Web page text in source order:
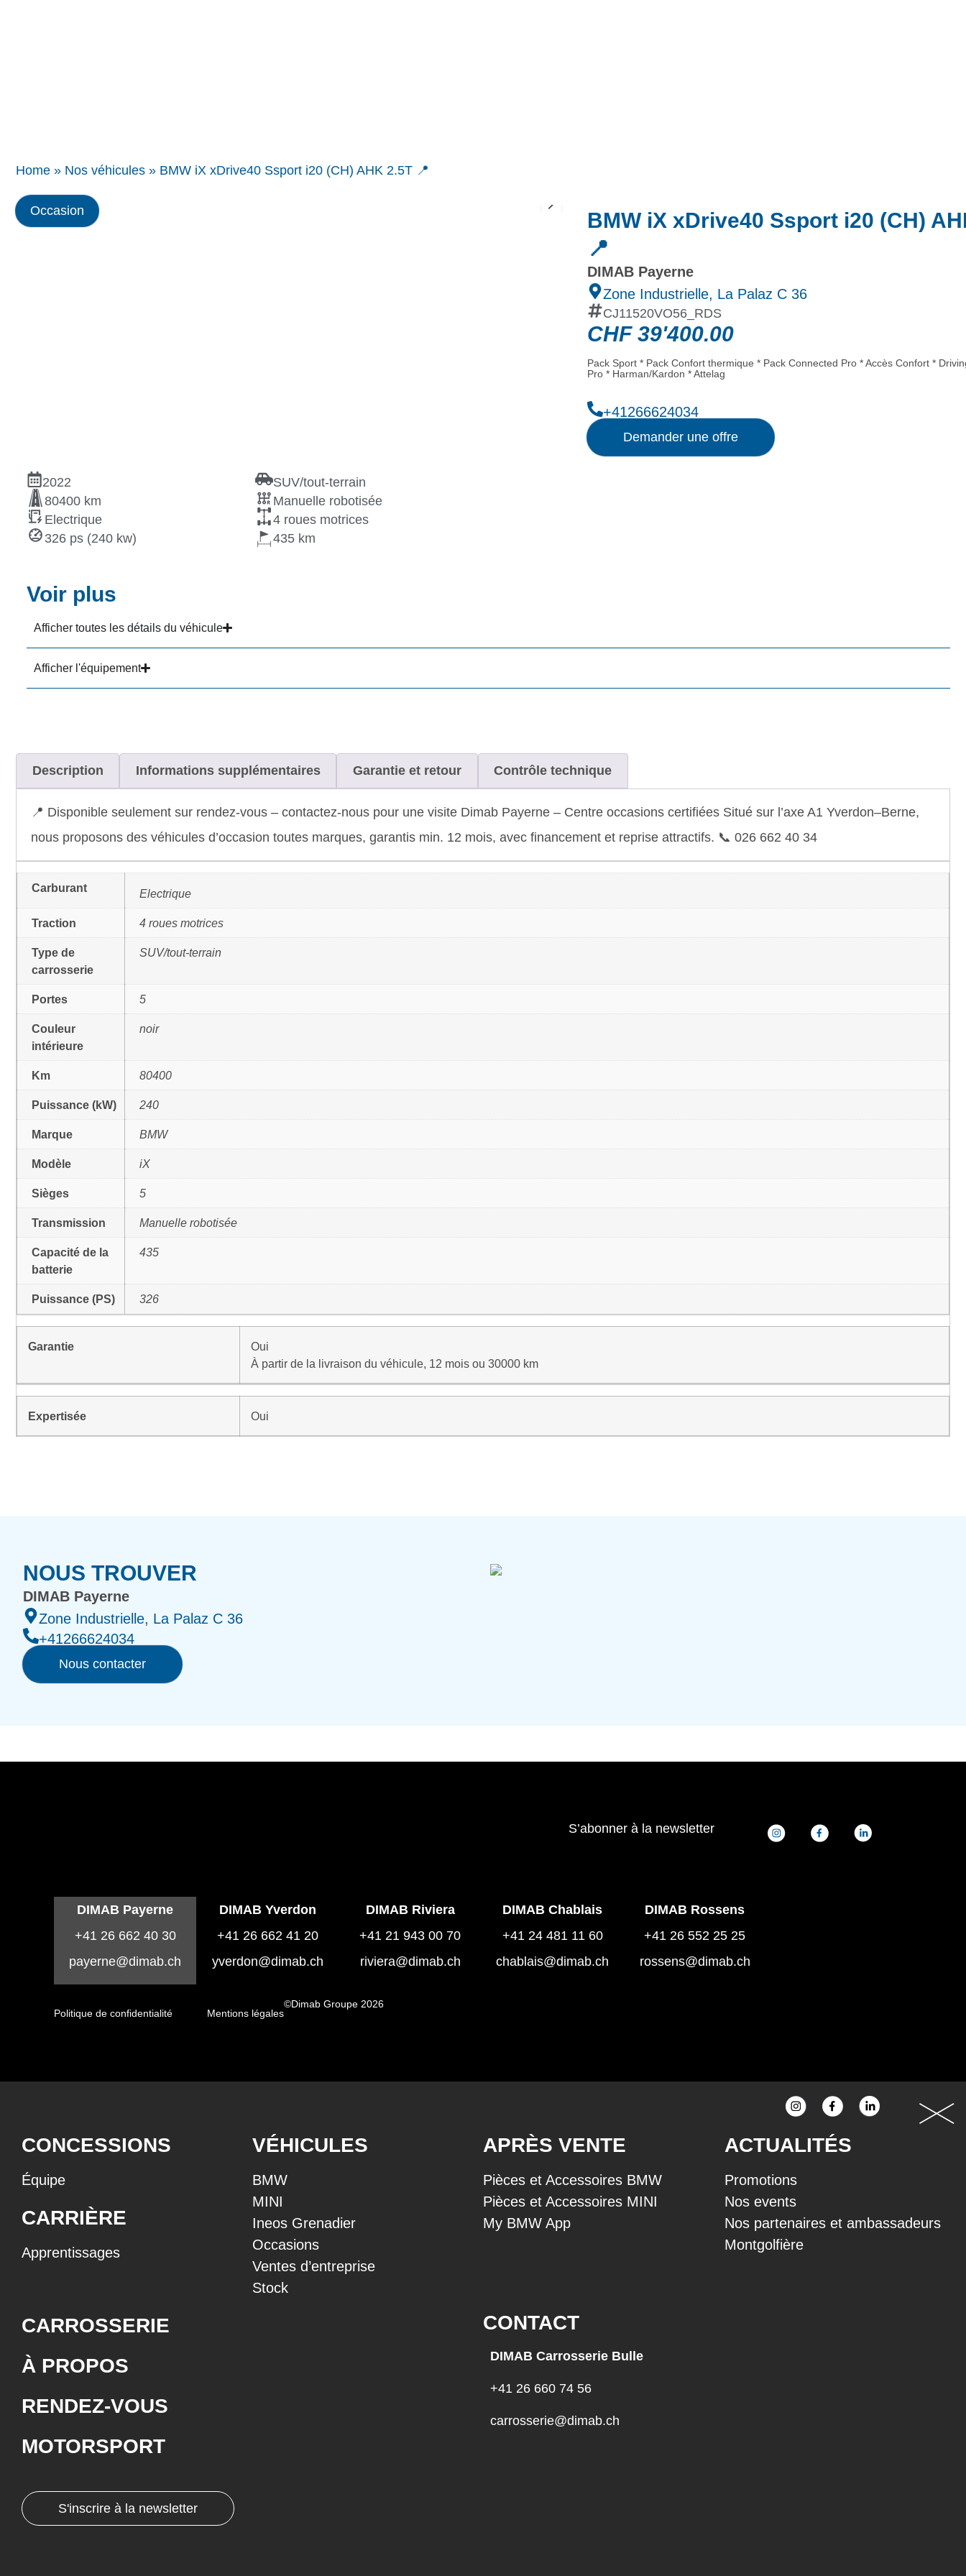
Home » Nos véhicules » BMW iX xDrive40 Ssport i20 (CH) AHK 2.5T 📍
Occasion
BMW iX xDrive40 Ssport i20 (CH)
📍
DIMAB Payerne
Zone Industrielle, La Palaz C 36
CJ11520VO56_RDS
CHF39'400.00
Pack Sport * Pack Confort thermique * Pack Connected Pro * Accès Confort *
Pro * Harman/Kardon * Attelag
+41266624034
Demander une offre
2022
SUV/tout-terrain
80400 km
Manuelle robotisée
Electrique
4 roues motrices
326 ps (240 kw)
435
Voir plus
Afficher toutes les détails du véhicule
Afficher l'équipement
Description Informations supplémentaires Garantie et retour Contrôle technique
📍 Disponible seulement sur rendez-vous – contactez-nous pour une visite Dimab Payerne – Centre occasions certifiées Situé sur l’axe A1 Yverdon–Berne,
nous proposons des véhicules d’occasion toutes marques, garantis min. 12 mois, avec financement et reprise attractifs. 📞 026 662 40 34
Carburant Electrique
Traction 4 roues motrices
Type de
carrosserie
SUV/tout-terrain
Portes 5
Couleur
intérieure
noir
Km 80400
Puissance (kW) 240
Marque BMW
Modèle iX
Sièges 5
Transmission Manuelle robotisée
Capacité de la
batterie
435
Puissance (PS) 326
Garantie
Oui
À partir de la livraison du véhicule, 12 mois ou 30000 km
Expertisée Oui
NOUS TROUVER
DIMAB Payerne
Zone Industrielle, La Palaz C 36
+41266624034
Nous contacter
S’abonner à la newsletter
DIMAB Payerne
+41 26 662 40 30
payerne@dimab.ch
DIMAB Yverdon
+41 26 662 41 20
yverdon@dimab.ch
DIMAB Riviera
+41 21 943 00 70
riviera@dimab.ch
DIMAB Chablais
+41 24 481 11 60
chablais@dimab.ch
DIMAB Rossens
+41 26 552 25 25
rossens@dimab.ch
Politique de confidentialité Mentions légales
©Dimab Groupe 2026
CONCESSIONS
Équipe
CARRIÈRE
Apprentissages
VÉHICULES
BMW
MINI
Ineos Grenadier
Occasions
Ventes d’entreprise
Stock
APRÈS VENTE
Pièces et Accessoires BMW
Pièces et Accessoires MINI
My BMW App
ACTUALITÉS
Promotions
Nos events
Nos partenaires et ambassadeurs
Montgolfière
CARROSSERIE
À PROPOS
RENDEZ-VOUS
MOTORSPORT
CONTACT
DIMAB Carrosserie Bulle
+41 26 660 74 56
carrosserie@dimab.ch
S'inscrire à la newsletter